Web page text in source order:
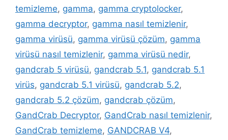
temizleme, gamma, gamma cryptolocker,
gamma decryptor, gamma nasıl temizlenir,
gamma virüsü, gamma virüsü çözüm, gamma
virüsü nasıl temizlenir, gamma virüsü nedir,
gandcrab 5 virüsü, gandcrab 5.1, gandcrab 5.1
virüs, gandcrab 5.1 virüsü, gandcrab 5.2,
gandcrab 5.2 çözüm, gandcrab çözüm,
GandCrab Decryptor, GandCrab nasıl temizlenir,
GandCrab temizleme, GANDCRAB V4,